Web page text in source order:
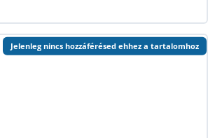
Jelenleg nincs hozzáférésed ehhez a tartalomhoz